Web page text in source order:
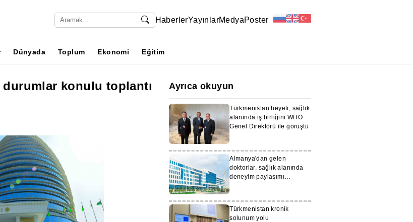
HaberlerYayınlarMedyaPoster
Dünyada Toplum Ekonomi Eğitim
durumlar konulu toplantı
Ayrıca okuyun
Türkmenistan heyeti, sağlık
alanında iş birliğini WHO
Genel Direktörü ile görüştü
Almanya'dan gelen
doktorlar, sağlık alanında
deneyim paylaşımı
Türkmenistan kronik
solunum yolu